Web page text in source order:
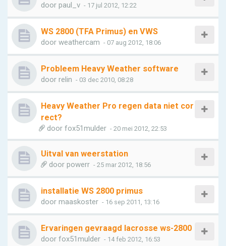
door paul_v - 17 jul 2012, 12:22
WS 2800 (TFA Primus) en VWS
door weathercam - 07 aug 2012, 18:06
Probleem Heavy Weather software
door relin - 03 dec 2010, 08:28
Heavy Weather Pro regen data niet cor
rect?
door fox51mulder - 20 mei 2012, 22:53
Uitval van weerstation
door powerr - 25 mar 2012, 18:56
installatie WS 2800 primus
door maaskoster - 16 sep 2011, 13:16
Ervaringen gevraagd lacrosse ws-2800
door fox51mulder - 14 feb 2012, 16:53